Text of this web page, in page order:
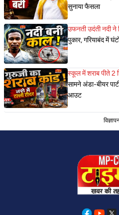
सुनाया फैसला
उफनती उदंती नदी ने
पुकार, गरियाबंद में
स्कूल में शराब पीते 2
सामने अंडा-बीयर
आउट